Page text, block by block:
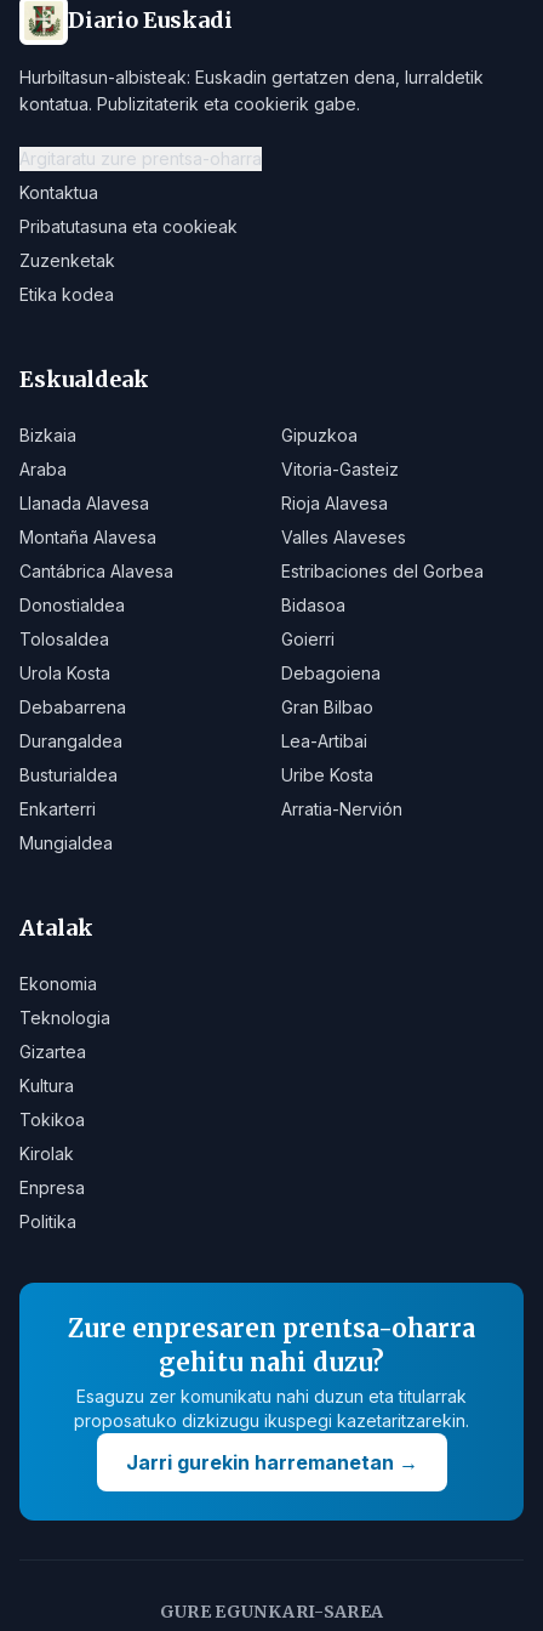
Diario Euskadi
Hurbiltasun-albisteak: Euskadin gertatzen dena, lurraldetik
kontatua. Publizitaterik eta cookierik gabe.
Argitaratu zure prentsa-oharra
Kontaktua
Pribatutasuna eta cookieak
Zuzenketak
Etika kodea
Eskualdeak
Bizkaia
Gipuzkoa
Araba
Vitoria-Gasteiz
Llanada Alavesa
Rioja Alavesa
Montaña Alavesa
Valles Alaveses
Cantábrica Alavesa
Estribaciones del Gorbea
Donostialdea
Bidasoa
Tolosaldea
Goierri
Urola Kosta
Debagoiena
Debabarrena
Gran Bilbao
Durangaldea
Lea-Artibai
Busturialdea
Uribe Kosta
Enkarterri
Arratia-Nervión
Mungialdea
Atalak
Ekonomia
Teknologia
Gizartea
Kultura
Tokikoa
Kirolak
Enpresa
Politika
Zure enpresaren prentsa-oharra
gehitu nahi duzu?
Esaguzu zer komunikatu nahi duzun eta titularrak
proposatuko dizkizugu ikuspegi kazetaritzarekin.
Jarri gurekin harremanetan →
GURE EGUNKARI-SAREA